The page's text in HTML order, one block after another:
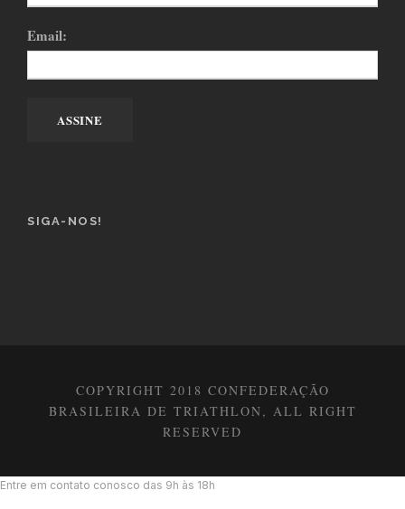
Email:
SIGA-NOS!
COPYRIGHT 2018 CONFEDERAÇÃO
BRASILEIRA DE TRIATHLON, ALL RIGHT
RESERVED
Entre em contato conosco das 9h às 18h